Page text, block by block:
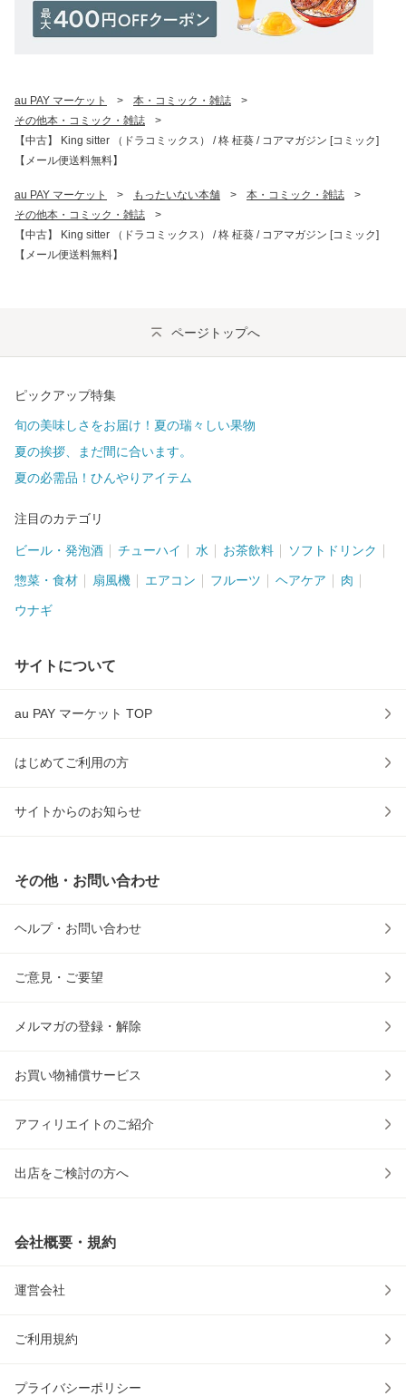
au PAY マーケット > 本・コミック・雑誌
>
その他本・コミック・雑誌
>
【中古】 King sitter （ドラコミックス） / 柊 柾葵 / コアマガジン [コミック]
【メール便送料無料】
au PAY マーケット > もったいない本舗 > 本・コミック・雑誌
>
その他本・コミック・雑誌
>
【中古】 King sitter （ドラコミックス） / 柊 柾葵 / コアマガジン [コミック]
【メール便送料無料】
ページトップへ
ピックアップ特集
旬の美味しさをお届け！夏の瑞々しい果物
夏の挨拶、まだ間に合います。
夏の必需品！ひんやりアイテム
注目のカテゴリ
ビール・発泡酒 チューハイ 水 お茶飲料 ソフトドリンク
惣菜・食材 扇風機 エアコン フルーツ ヘアケア 肉
ウナギ
サイトについて
au PAY マーケット TOP
はじめてご利用の方
サイトからのお知らせ
その他・お問い合わせ
ヘルプ・お問い合わせ
ご意見・ご要望
メルマガの登録・解除
お買い物補償サービス
アフィリエイトのご紹介
出店をご検討の方へ
会社概要・規約
運営会社
ご利用規約
プライバシーポリシー